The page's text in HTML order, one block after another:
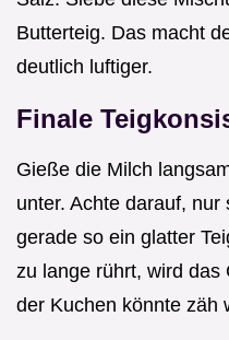
Butterteig. Das macht
deutlich luftiger.
Finale
Gieße die Milch
unter. Achte darauf,
gerade so ein glatter
zu lange rührt, wird das
der Kuchen könnte zäh